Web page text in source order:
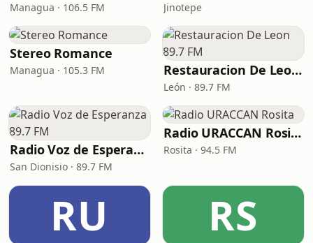
Managua · 106.5 FM Jinotepe
Stereo Romance
Managua · 105.3 FM Restauracion De Leon 89.7 FM
León · 89.7 FM
Radio Voz de Esperanza 89.7 FM
San Dionisio · 89.7 FM
Radio URACCAN Rosita
Rosita · 94.5 FM
RU RS